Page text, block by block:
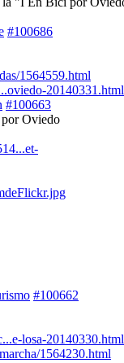
#100686
1564559.html
20140331.html
#100663
Oviedo
#100662
losa-20140330.html
1564230.html